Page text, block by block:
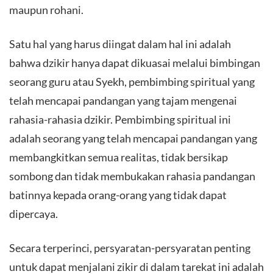
maupun rohani.
Satu hal yang harus diingat dalam hal ini adalah
bahwa dzikir hanya dapat dikuasai melalui bimbingan
seorang guru atau Syekh, pembimbing spiritual yang
telah mencapai pandangan yang tajam mengenai
rahasia-rahasia dzikir. Pembimbing spiritual ini
adalah seorang yang telah mencapai pandangan yang
membangkitkan semua realitas, tidak bersikap
sombong dan tidak membukakan rahasia pandangan
batinnya kepada orang-orang yang tidak dapat
dipercaya.
Secara terperinci, persyaratan-persyaratan penting
untuk dapat menjalani zikir di dalam tarekat ini adalah